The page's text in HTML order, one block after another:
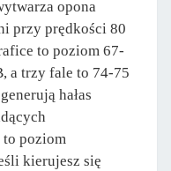
opona
przy prędkości 80
to poziom 67-
a trzy fale to 74-75
hałas
to poziom
kierujesz się